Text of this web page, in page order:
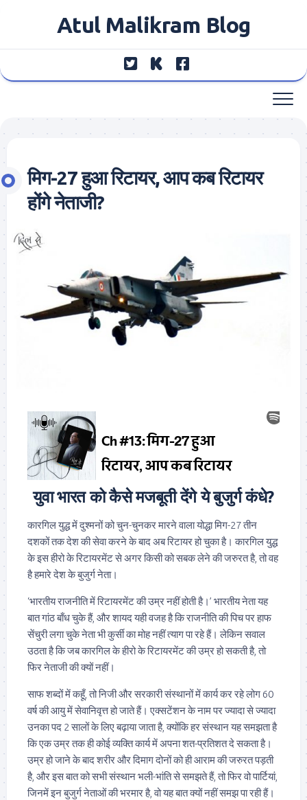
Atul Malikram Blog
मिग-27 हुआ रिटायर, आप कब रिटायर
होंगे नेताजी?
युवा भारत को कैसे मजबूती देंगे ये बुजुर्ग कंधे?
कारगिल युद्ध में दुश्मनों को चुन-चुनकर मारने वाला योद्धा मिग-27 तीन
दशकों तक देश की सेवा करने के बाद अब रिटायर हो चुका है। कारगिल युद्ध
के इस हीरो के रिटायरमेंट से अगर किसी को सबक लेने की जरुरत है, तो वह
है हमारे देश के बुजुर्ग नेता।
‘भारतीय राजनीति में रिटायरमेंट की उम्र नहीं होती है।’ भारतीय नेता यह
बात गांठ बाँध चुके हैं, और शायद यही वजह है कि राजनीति की पिच पर हाफ
सेंचुरी लगा चुके नेता भी कुर्सी का मोह नहीं त्याग पा रहे हैं। लेकिन सवाल
उठता है कि जब कारगिल के हीरो के रिटायरमेंट की उम्र हो सकती है, तो
फिर नेताजी की क्यों नहीं।
साफ शब्दों में कहूँ, तो निजी और सरकारी संस्थानों में कार्य कर रहे लोग 60
वर्ष की आयु में सेवानिवृत्त हो जाते हैं। एक्सटेंशन के नाम पर ज्यादा से ज्यादा
उनका पद 2 सालों के लिए बढ़ाया जाता है, क्योंकि हर संस्थान यह समझता है
कि एक उम्र तक ही कोई व्यक्ति कार्य में अपना शत-प्रतिशत दे सकता है।
उम्र हो जाने के बाद शरीर और दिमाग दोनों को ही आराम की जरुरत पड़ती
है, और इस बात को सभी संस्थान भली-भांति से समझते हैं, तो फिर वो पार्टियां,
जिनमें इन बुजुर्ग नेताओं की भरमार है, वो यह बात क्यों नहीं समझ पा रही हैं।